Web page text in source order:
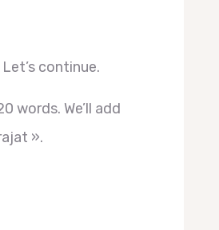
continue.
words. We’ll add
».